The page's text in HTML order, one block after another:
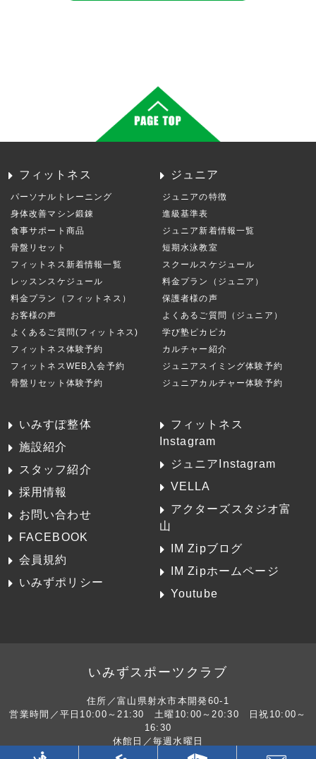
フィットネス
パーソナルトレーニング
身体改善マシン鍛錬
食事サポート商品
骨盤リセット
フィットネス新着情報一覧
レッスンスケジュール
料金プラン（フィットネス）
お客様の声
よくあるご質問(フィットネス)
フィットネス体験予約
フィットネスWEB入会予約
骨盤リセット体験予約
ジュニア
ジュニアの特徴
進級基準表
ジュニア新着情報一覧
短期水泳教室
スクールスケジュール
料金プラン（ジュニア）
保護者様の声
よくあるご質問（ジュニア）
学び塾ピカピカ
カルチャー紹介
ジュニアスイミング体験予約
ジュニアカルチャー体験予約
いみすぽ整体
施設紹介
スタッフ紹介
採用情報
お問い合わせ
FACEBOOK
会員規約
いみずポリシー
フィットネス
Instagram
ジュニアInstagram
VELLA
アクターズスタジオ富
山
IM Zipブログ
IM Zipホームページ
Youtube
いみずスポーツクラブ
住所／富山県射水市本開発60-1
営業時間／平日10:00～21:30 土曜10:00～20:30 日祝10:00～
16:30
休館日／毎週水曜日